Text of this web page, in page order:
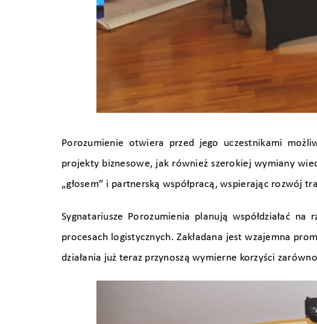
Porozumienie otwiera przed jego uczestnikami
projekty biznesowe, jak również szerokiej wymiany
„głosem” i partnerską współpracą, wspierając rozwój
Sygnatariusze Porozumienia planują współdziałać
procesach logistycznych. Zakładana jest wzajemna
działania już teraz przynoszą wymierne korzyści